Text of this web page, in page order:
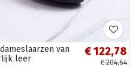
van
leer
€ 122,78
€ 204,64